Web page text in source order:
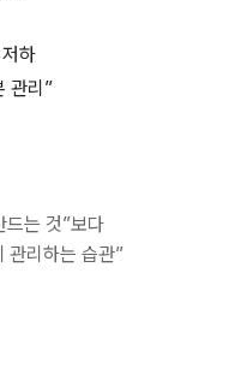
하
관리”
드는 것”보다
관리하는 습관”